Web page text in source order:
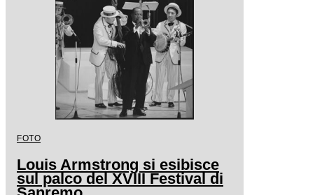
FOTO
Louis Armstrong si esibisce
sul palco del XVIII Festival di